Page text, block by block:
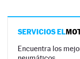
SERVICIOS EL
Encuentra los